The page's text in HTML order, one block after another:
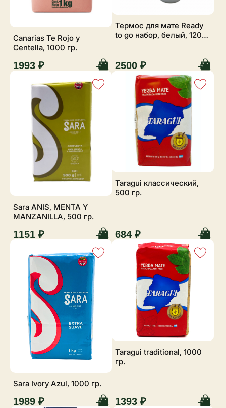
Canarias Te Rojo y
Centella, 1000 гр.
1993 ₽
Термос для мате Ready
to go набор, белый, 1200
2500 ₽
Sara ANIS, MENTA Y
MANZANILLA, 500 гр.
1151 ₽
Taragui классический,
500 гр.
684 ₽
Sara Ivory Azul, 1000 гр.
1989 ₽
Taragui traditional, 1000
гр.
1393 ₽